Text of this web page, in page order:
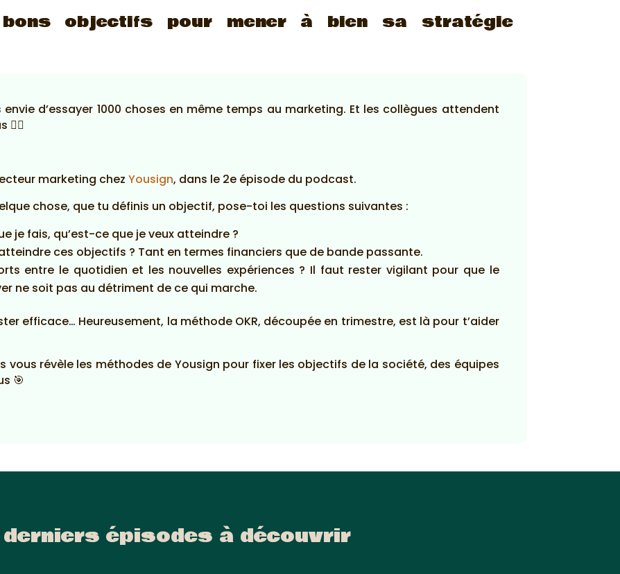
objectifs pour mener à bien sa stratégie
d’essayer 1000 choses en même temps au marketing. Et les collègues attendent
🤷‍♂️
marketing chezYousign, dans le 2e épisode du podcast.
chose, que tu définis un objectif, pose-toi les questions suivantes :
je fais, qu’est-ce que je veux atteindre ?
ces objectifs ? Tant en termes financiers que de bande passante.
entre le quotidien et les nouvelles expériences ? Il faut rester vigilant pour que le
ne soit pas au détriment de ce qui marche.
efficace… Heureusement, la méthode OKR, découpée en trimestre, est là pour t’aider
vous révèle les méthodes de Yousign pour fixer les objectifs de la société, des équipes
🎯
derniers épisodes à découvrir